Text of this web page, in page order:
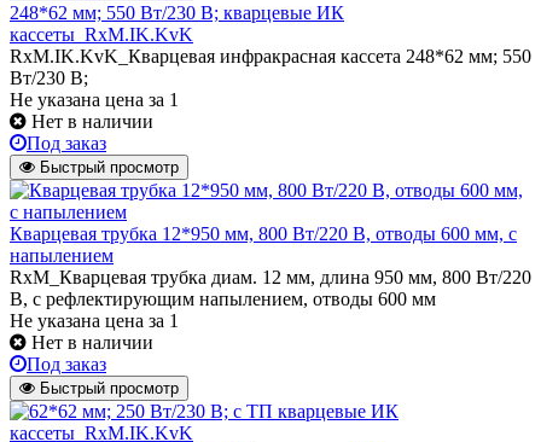
248*62 мм; 550 Вт/230 В; кварцевые ИК
кассеты_RxM.IK.KvK
RxM.IK.KvK_Кварцевая инфракрасная кассета 248*62 мм; 550
Вт/230 В;
Не указана цена за 1
Нет в наличии
Под заказ
Быстрый просмотр
Кварцевая трубка 12*950 мм, 800 Вт/220 В, отводы 600 мм, с
напылением
RxM_Кварцевая трубка диам. 12 мм, длина 950 мм, 800 Вт/220
В, с рефлектирующим напылением, отводы 600 мм
Не указана цена за 1
Нет в наличии
Под заказ
Быстрый просмотр